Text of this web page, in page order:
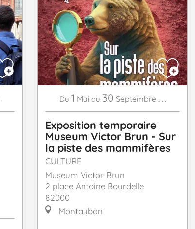
Du 1 Mai au 30 Septembre ...
Exposition temporaire
Museum Victor Brun - Sur
la piste des mammifères
CULTURE
Museum Victor Brun
2 place Antoine Bourdelle
82000
Montauban